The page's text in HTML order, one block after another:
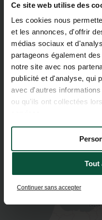
Ce site web utilise des
Les cookies nous
et les annonces, d'offrir
médias sociaux et
partageons également
notre site avec nos
publicité et d'analyse, qui
avec d'autres
ou qu'ils ont collectées
Tout
Continuer sans accepter